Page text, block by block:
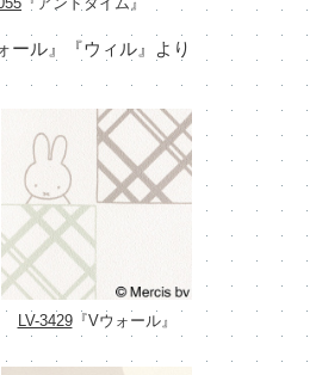
ル』『ウィル』より
LV-3429『Vウォール』